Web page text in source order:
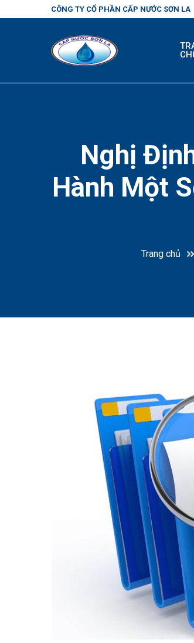
CÔNG TY CỔ PHẦN CẤP NƯỚC SƠN LA
Nghị
Hành Một
Trang chủ